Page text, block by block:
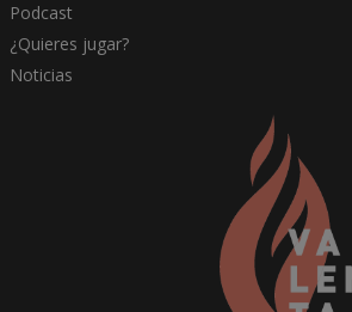
Podcast
¿Quieres jugar?
Noticias